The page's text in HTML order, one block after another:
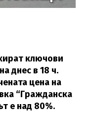
ключови
днес в 18 ч.
цена на
“Гражданска
е над 80%.